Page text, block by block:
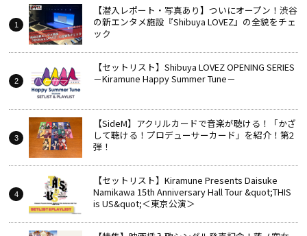
【潜入レポート・写真あり】ついにオープン！渋谷
の新エンタメ施設『Shibuya LOVEZ』の全貌をチェ
ック
【セットリスト】Shibuya LOVEZ OPENING SERIES
－Kiramune Happy Summer Tune－
【SideM】アクリルカードで音楽が聴ける！「かざ
して聴ける！プロデューサーカード」を紹介！第2
弾！
【セットリスト】Kiramune Presents Daisuke
Namikawa 15th Anniversary Hall Tour &quot;THIS
is US&quot;＜東京公演＞